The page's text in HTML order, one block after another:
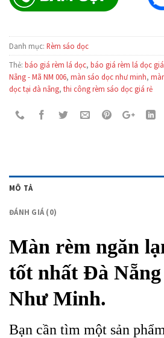
Danh mục: Rèm sáo dọc
Thẻ: báo giá rèm lá dọc, báo giá rèm lá dọc
Nẵng - Mã NM 006, màn sáo dọc như minh,
dọc tại đà nẵng, thi công rèm sáo dọc giá rẻ
MÔ TẢ
ĐÁNH GIÁ (0)
Màn rèm ngăn
tốt nhất Đà Nẵng
Như Minh.
Bạn cần tìm một sản